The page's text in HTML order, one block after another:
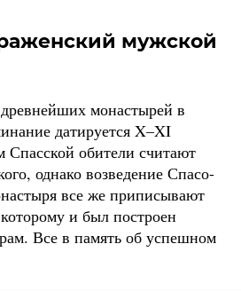
мужской
монастырей в
датируется X–XI
Спасской обители считают
однако возведение Спасо-
все же приписывают
и был построен
Все в память об успешном